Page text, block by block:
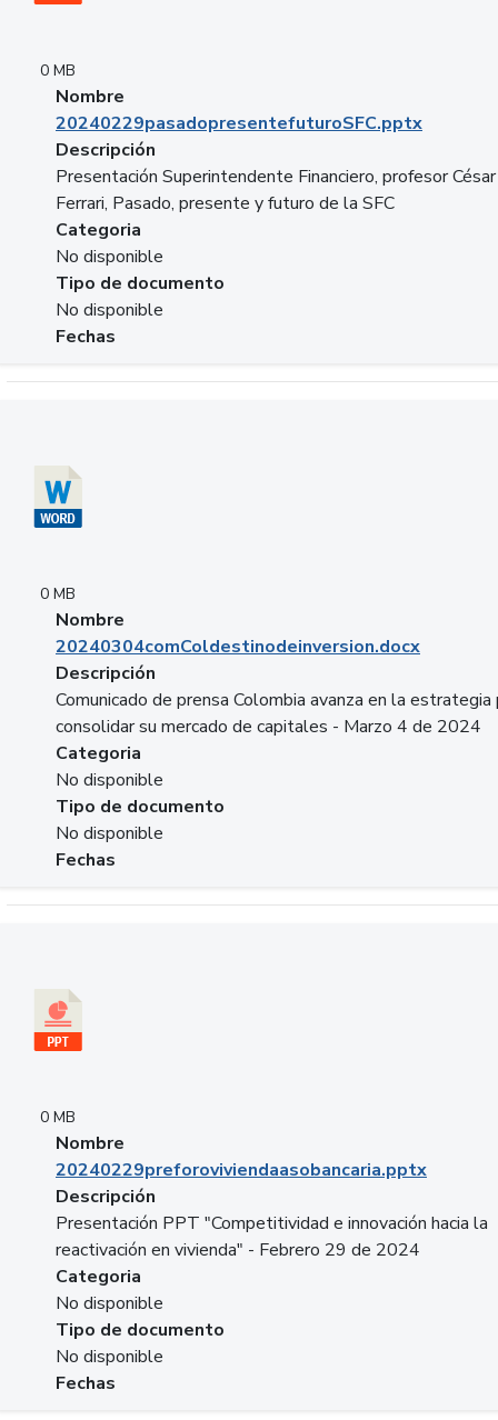
0 MB
Nombre
20240229pasadopresentefuturoSFC.pptx
Descripción
Presentación Superintendente Financiero, profesor César
Ferrari, Pasado, presente y futuro de la SFC
Categoria
No disponible
Tipo de documento
No disponible
Fechas
0 MB
Nombre
20240304comColdestinodeinversion.docx
Descripción
Comunicado de prensa Colombia avanza en la estrategia
consolidar su mercado de capitales - Marzo 4 de 2024
Categoria
No disponible
Tipo de documento
No disponible
Fechas
0 MB
Nombre
20240229preforoviviendaasobancaria.pptx
Descripción
Presentación PPT "Competitividad e innovación hacia la
reactivación en vivienda" - Febrero 29 de 2024
Categoria
No disponible
Tipo de documento
No disponible
Fechas